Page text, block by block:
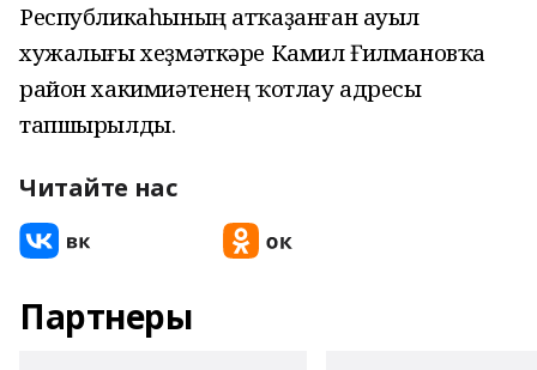
Республикаһының атҡаҙанған ауыл
хужалығы хеҙмәткәре Камил Ғилмановҡа
район хакимиәтенең ҡотлау адресы
тапшырылды.
Читайте нас
Партнеры